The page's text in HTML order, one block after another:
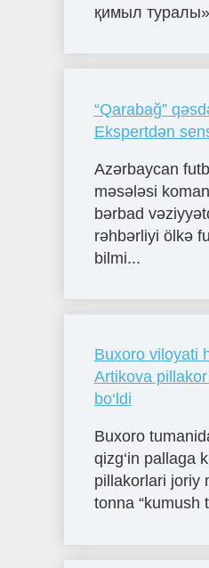
қимыл
“Qarabağ”
Ekspertdən
Azərbaycan
məsələsi
bərbad
rəhbərliyi ölkə
bilmi...
Buxoro viloyati
Artikova
bo‘ldi
Buxoro
qizg‘in pallaga
pillakorlari joriy
tonna “kumush